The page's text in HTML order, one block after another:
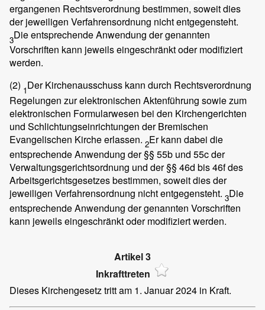
ergangenen Rechtsverordnung bestimmen, soweit dies
der jeweiligen Verfahrensordnung nicht entgegensteht.
3Die entsprechende Anwendung der genannten
Vorschriften kann jeweils eingeschränkt oder modifiziert
werden.
(2) 1Der Kirchenausschuss kann durch Rechtsverordnung
Regelungen zur elektronischen Aktenführung sowie zum
elektronischen Formularwesen bei den Kirchengerichten
und Schlichtungseinrichtungen der Bremischen
Evangelischen Kirche erlassen. 2Er kann dabei die
entsprechende Anwendung der §§ 55b und 55c der
Verwaltungsgerichtsordnung und der §§ 46d bis 46f des
Arbeitsgerichtsgesetzes bestimmen, soweit dies der
jeweiligen Verfahrensordnung nicht entgegensteht. 3Die
entsprechende Anwendung der genannten Vorschriften
kann jeweils eingeschränkt oder modifiziert werden.
Artikel 3
Inkrafttreten
Dieses Kirchengesetz tritt am 1. Januar 2024 in Kraft.